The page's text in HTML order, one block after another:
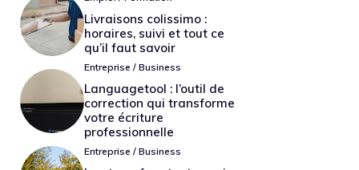
Livraisons colissimo :
horaires, suivi et tout ce
qu’il faut savoir
Entreprise / Business
Languagetool : l’outil de
correction qui transforme
votre écriture
professionnelle
Entreprise / Business